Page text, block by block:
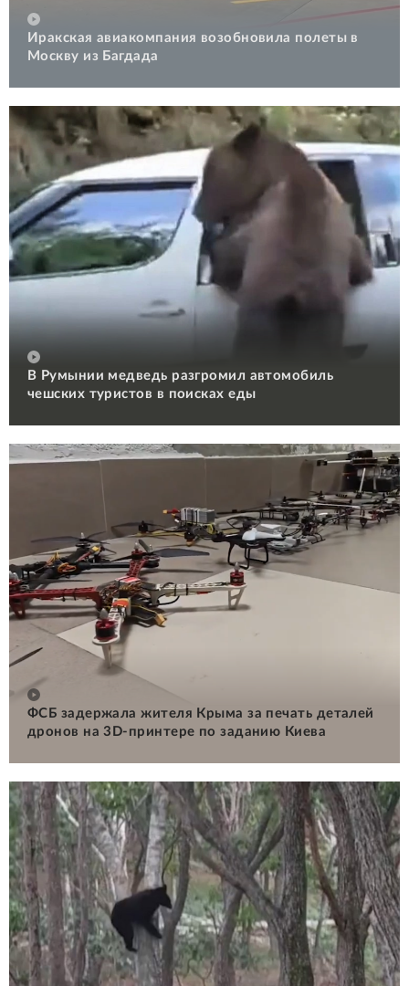
Иракская авиакомпания возобновила полеты в
Москву из Багдада
В Румынии медведь разгромил автомобиль
чешских туристов в поисках еды
ФСБ задержала жителя Крыма за печать деталей
дронов на 3D-принтере по заданию Киева